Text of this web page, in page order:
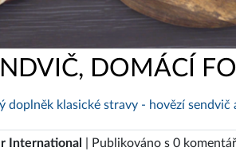
DOMÁCÍ
doplněk klasické stravy - hovězí sendvič
International | Publikováno s 0